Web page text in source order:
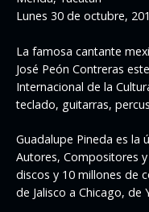
Lunes 30 de octubre,
La famosa cantante
José Peón Contreras
Internacional de la
teclado, guitarras,
Guadalupe Pineda es la
Autores, Compositores
discos y 10 millones de
de Jalisco a Chicago, de